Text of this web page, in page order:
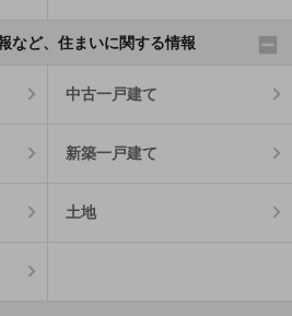
など、住まいに関する情報
中古一戸建て
新築一戸建て
土地